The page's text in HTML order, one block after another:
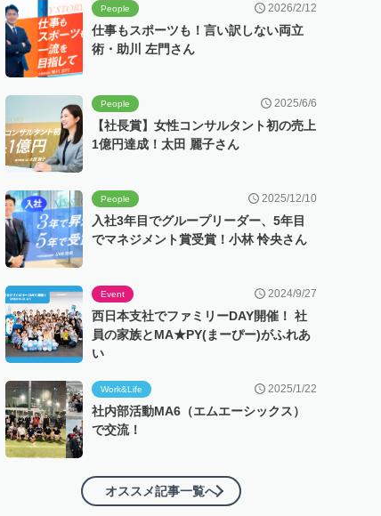
People 2026/2/12
仕事もスポーツも！言い訳しない両立
術・助川 左門さん
People 2025/6/6
【社長賞】女性コンサルタント初の売上
1億円達成！太田 麗子さん
People 2025/12/10
入社3年目でグループリーダー、5年目
でマネジメント賞受賞！小林 怜央さん
Event 2024/9/27
西日本支社でファミリーDAY開催！ 社
員の家族とMA★PY(まーぴー)がふれあ
い
Work&Life 2025/1/22
社内部活動MA6（エムエーシックス）
で交流！
オススメ記事一覧へ